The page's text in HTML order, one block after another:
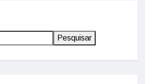
Pesquisar